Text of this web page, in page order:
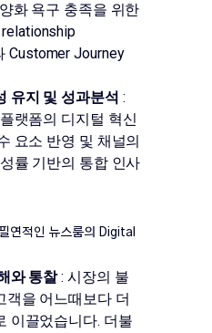
화 욕구 충족을 위한
Customer Journey
유지 및 성과분석 :
랫폼의 디지털 혁신
요소 반영 및 채널의
률 기반의 통합 인사
연적인 뉴스룸의 Digital
와 통찰: 시장의 불
객을 어느때보다 더
이끌었습니다. 더불